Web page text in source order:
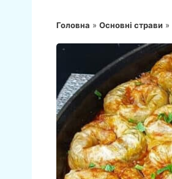
Головна » Основні страви »